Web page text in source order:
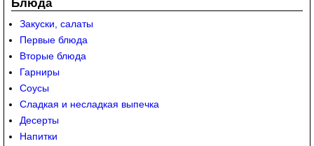
Блюда
Закуски, салаты
Первые блюда
Вторые блюда
Гарниры
Соусы
Сладкая и несладкая выпечка
Десерты
Напитки